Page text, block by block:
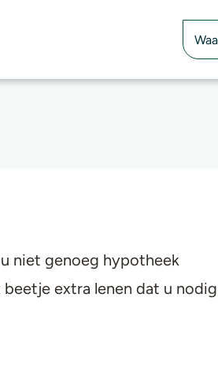
niet genoeg hypotheek
extra lenen dat u nodig